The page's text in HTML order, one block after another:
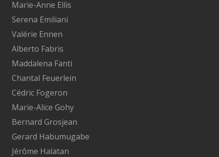
Marie-Anne Ellis
Serena Emiliani
Valérie Ennen
Alberto Fabris
Maddalena Fanti
Chantal Feuerlein
Cédric Fogeron
Marie-Alice Gohy
Bernard Grosjean
Gerard Habumugabe
Jérôme Halatan